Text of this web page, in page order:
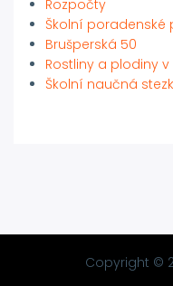
Rozpočty
Školní poradenské
Brušperská 50
Rostliny a plodiny
Školní naučná
Copyright ©